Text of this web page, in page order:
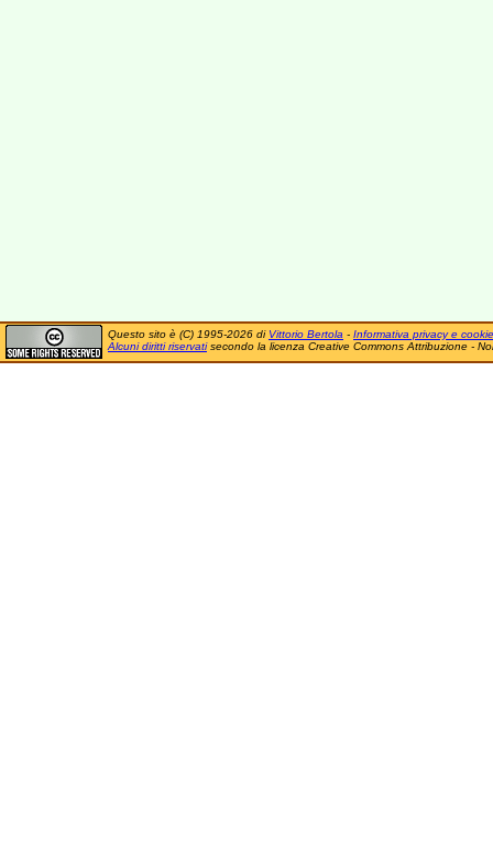
Questo sito è (C) 1995-2026 di Vittorio Bertola - Informativa privacy e cookie
Alcuni diritti riservatisecondo la licenza Creative Commons Attribuzione -